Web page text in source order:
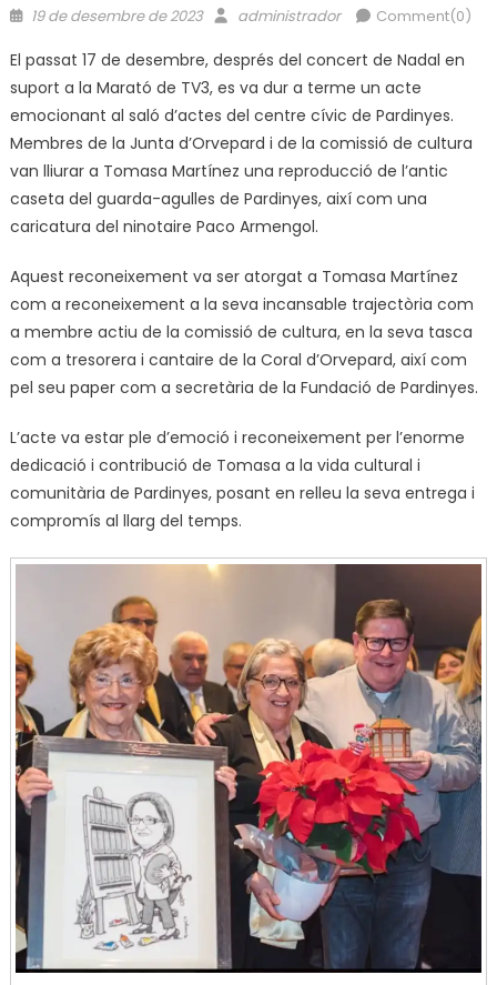
Posted
19 de desembre de 2023 Author
administrador Comment(0)
El passat 17 de desembre, després del concert de Nadal en
suport a la Marató de TV3, es va dur a terme un acte
emocionant al saló d’actes del centre cívic de Pardinyes.
Membres de la Junta d’Orvepard i de la comissió de cultura
van lliurar a Tomasa Martínez una reproducció de l’antic
caseta del guarda-agulles de Pardinyes, així com una
caricatura del ninotaire Paco Armengol.
Aquest reconeixement va ser atorgat a Tomasa Martínez
com a reconeixement a la seva incansable trajectòria com
a membre actiu de la comissió de cultura, en la seva tasca
com a tresorera i cantaire de la Coral d’Orvepard, així com
pel seu paper com a secretària de la Fundació de Pardinyes.
L’acte va estar ple d’emoció i reconeixement per l’enorme
dedicació i contribució de Tomasa a la vida cultural i
comunitària de Pardinyes, posant en relleu la seva entrega i
compromís al llarg del temps.